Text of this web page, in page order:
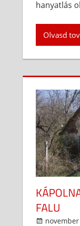
hanyatlás
Olvasd
FALU